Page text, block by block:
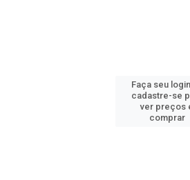
Faça seu
cadastre-se
ver preços
comprar